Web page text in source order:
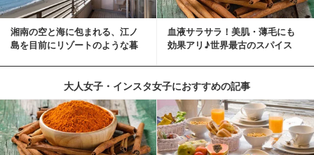
湘南の空と海に包まれる、江ノ
島を目前にリゾートのような暮
血液サラサラ！美肌・薄毛にも
効果アリ♪世界最古のスパイス
大人女子・インスタ女子におすすめの記事